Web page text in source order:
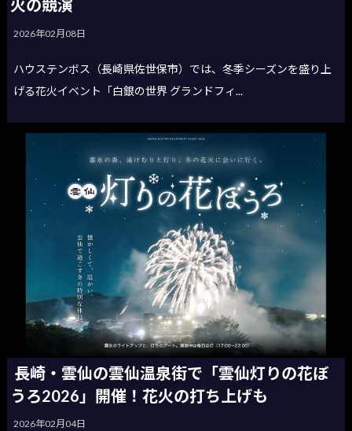
火の競演
2026年02月08日
ハウステンボス（長崎県佐世保市）では、冬季シーズンを盛り上
げる花火イベント「白銀の世界 グランドフィ...
長崎・雲仙の雲仙温泉街で「雲仙灯りの花ぼ
うろ2026」開催！花火の打ち上げも
2026年02月04日